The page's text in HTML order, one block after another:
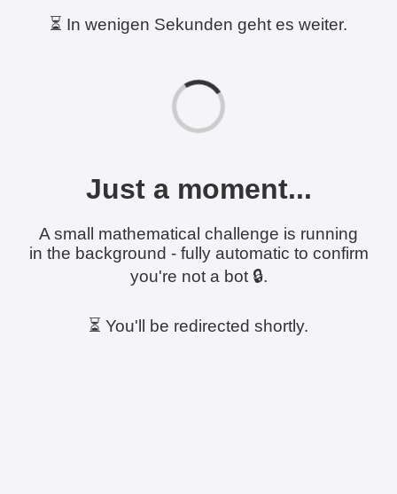
⏳ In wenigen Sekunden geht es weiter.
Just a moment...
A small mathematical challenge is running
in the background - fully automatic to confirm
you're not a bot 🔒.
⏳ You'll be redirected shortly.